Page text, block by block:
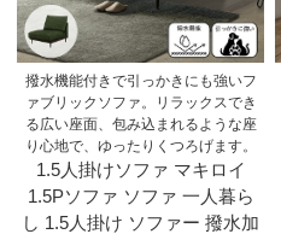
撥水機能付きで引っかきにも強いフ
ァブリックソファ。リラックスでき
る広い座面、包み込まれるような座
り心地で、ゆったりくつろげます。
1.5人掛けソファ マキロイ
1.5Pソファ ソファ 一人暮ら
し 1.5人掛け ソファー 撥水加